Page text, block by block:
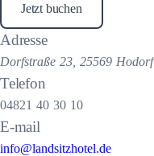
Jetzt buchen
Adresse
Dorfstraße 23, 25569 Hodorf
Telefon
04821 40 30 10
E-mail
info@landsitzhotel.de